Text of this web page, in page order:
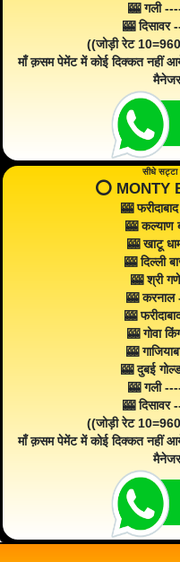
🎰 गली
🎰
((जोड़ी रेट
माँ क़सम पेमेंट में कोई दिक्कत नहीं
मैनेजर
सीधे सट्टा
⭕️ MONTY
🎰
🎰 कल्याण
🎰 खाटू
🎰 दिल्ली
🎰 श्री
🎰
🎰
🎰 गोवा
🎰
🎰 दुबई
🎰 गली
🎰
((जोड़ी रेट
माँ क़सम पेमेंट में कोई दिक्कत नहीं
मैनेजर